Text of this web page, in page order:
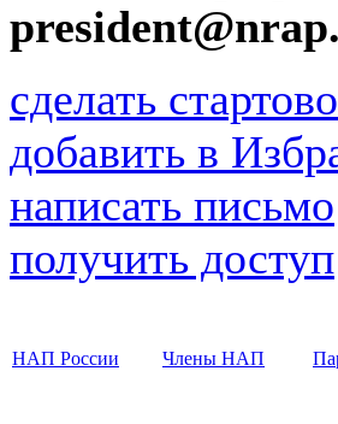
сделать
добавить в
написать письмо
получить доступ
НАП России Члены НАП